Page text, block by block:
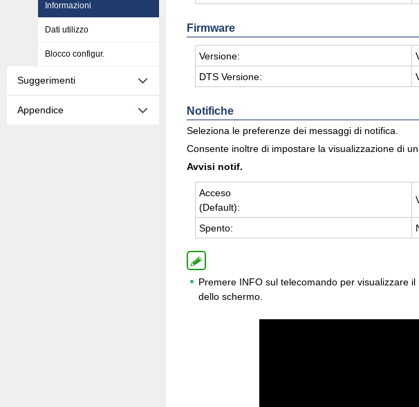
Informazioni
Dati utilizzo
Blocco configur.
Suggerimenti
Appendice
Firmware
Ver­sio­ne:
DTS Ver­sio­ne:
Notifiche
Seleziona le preferenze dei messaggi di notifica.
Consente inoltre di impostare la visualizzazione di
Avvisi notif.
Ac­ce­so
(De­fault):
Spen­to:
Premere INFO sul telecomando per visualizzare
dello schermo.